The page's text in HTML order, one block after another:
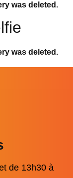
was deleted.
was deleted.
de 13h30 à